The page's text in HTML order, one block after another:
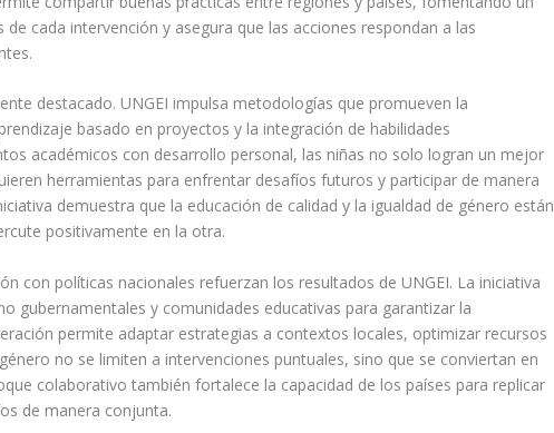
cada intervención y asegura que las acciones respondan a las
destacado. UNGEI impulsa metodologías que promueven la
basado en proyectos y la integración de habilidades
académicos con desarrollo personal, las niñas no solo logran un mejor
herramientas para enfrentar desafíos futuros y participar de manera
demuestra que la educación de calidad y la igualdad de género están
positivamente en la otra.
con políticas nacionales refuerzan los resultados de UNGEI. La iniciativa
gubernamentales y comunidades educativas para garantizar la
permite adaptar estrategias a contextos locales, optimizar recursos
no se limiten a intervenciones puntuales, sino que se conviertan en
colaborativo también fortalece la capacidad de los países para replicar
de manera conjunta.